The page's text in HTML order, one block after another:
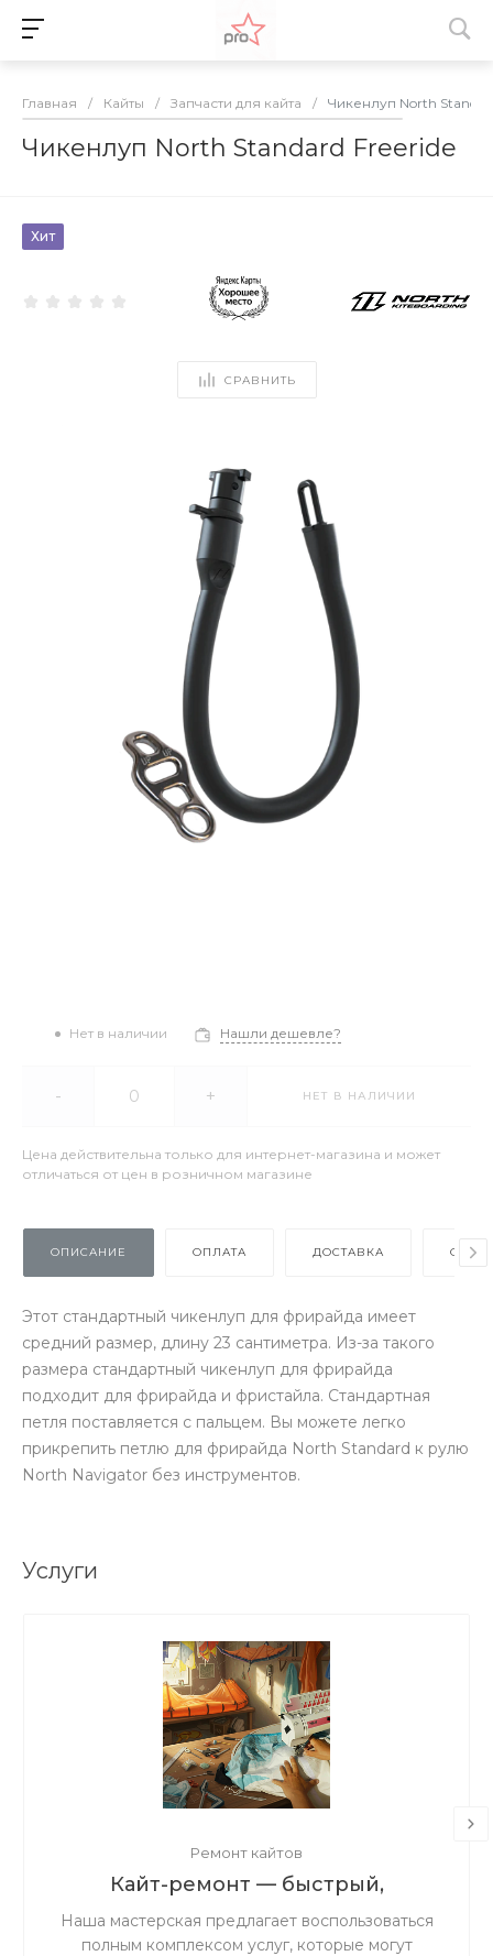
Главная / Кайты / Запчасти для кайта / Чикенлуп North
Чикенлуп North Standard Freeride
Хит
СРАВНИТЬ
Нет в наличии Нашли дешевле?
- + НЕТ В НАЛИЧИИ
Цена действительна только для интернет-магазина и может
отличаться от цен в розничном магазине
ОПИСАНИЕ ОПЛАТА ДОСТАВКА
Этот стандартный чикенлуп для фрирайда имеет
средний размер, длину 23 сантиметра. Из-за такого
размера стандартный чикенлуп для фрирайда
подходит для фрирайда и фристайла. Стандартная
петля поставляется с пальцем. Вы можете легко
прикрепить петлю для фрирайда North Standard к рулю
North Navigator без инструментов.
Услуги
Ремонт кайтов
Кайт-ремонт — быстрый,
надёжный, с душой.
Наша мастерская предлагает воспользоваться
полным комплексом услуг, которые могут